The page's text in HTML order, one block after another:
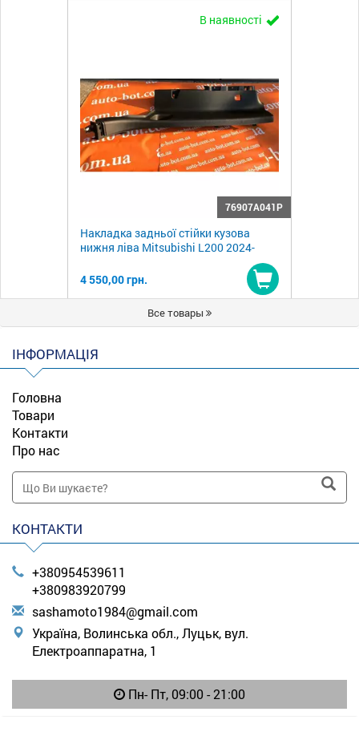
В наявності
76907A041P
Накладка задньої стійки кузова
нижня ліва Mitsubishi L200 2024-
4 550,00 грн.
Купити
Все товары
ІНФОРМАЦІЯ
Головна
Товари
Контакти
Про нас
КОНТАКТИ
+380954539611
+380983920799
sashamoto1984@gmail.com
Україна, Волинська обл., Луцьк, вул.
Електроаппаратна, 1
Пн- Пт, 09:00 - 21:00